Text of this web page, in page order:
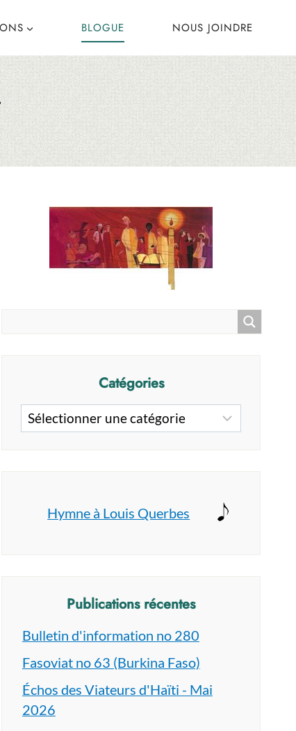
BLOGUE NOUS JOINDRE
Catégories
Catégories
Hymne à Louis Querbes
Publications récentes
Bulletin d'information no 280
Fasoviat no 63 (Burkina Faso)
Échos des Viateurs d'Haïti - Mai
2026